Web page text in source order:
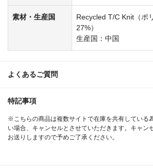
素材・生産国
Recycled T/C Knit（ポ
27%）
生産国：中国
よくあるご質問
特記事項
※こちらの商品は複数サイトで在庫を共有している
い場合、キャンセルとさせていただきます。キャン
お送りしますので予めご了承ください。